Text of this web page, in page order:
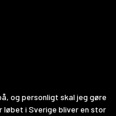
og personligt skal jeg gøre
i Sverige bliver en stor